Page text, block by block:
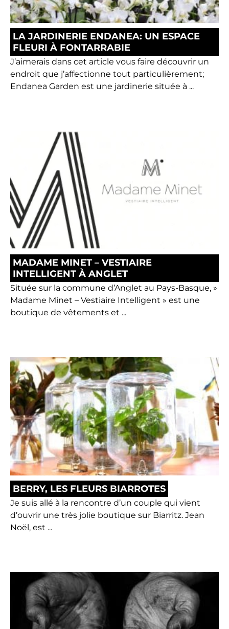
LA JARDINERIE ENDANEA: UN ESPACE
FLEURI À FONTARRABIE
J’aimerais dans cet article vous faire découvrir un
endroit que j’affectionne tout particulièrement;
Endanea Garden est une jardinerie située à ...
MADAME MINET – VESTIAIRE
INTELLIGENT À ANGLET
Située sur la commune d’Anglet au Pays-Basque, »
Madame Minet – Vestiaire Intelligent » est une
boutique de vêtements et ...
BERRY, LES FLEURS BIARROTES
Je suis allé à la rencontre d’un couple qui vient
d’ouvrir une très jolie boutique sur Biarritz. Jean
Noël, est ...